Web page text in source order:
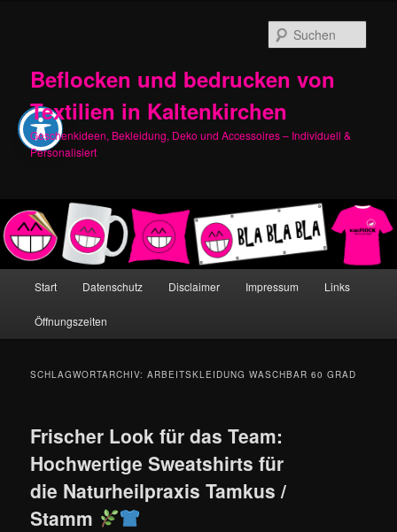
Beflocken und bedrucken von
Textilien in Kaltenkirchen
Geschenkideen, Bekleidung, Deko und Accessoires – Individuell &
Personalisiert
Start Datenschutz Disclaimer Impressum Links
Öffnungszeiten
SCHLAGWORTARCHIV:ARBEITSKLEIDUNG WASCHBAR 60 GRAD
Frischer Look für das Team:
Hochwertige Sweatshirts für
die Naturheilpraxis Tamkus /
Stamm